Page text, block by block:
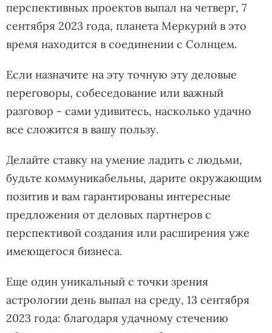
перспективных проектов выпал на четверг, 7
сентября 2023 года, планета Меркурий в это
время находится в соединении с Солнцем.
Если назначите на эту точную эту деловые
переговоры, собеседование или важный
разговор - сами удивитесь, насколько удачно
все сложится в вашу пользу.
Делайте ставку на умение ладить с людьми,
будьте коммуникабельны, дарите окружающим
позитив и вам гарантированы интересные
предложения от деловых партнеров с
перспективой создания или расширения уже
имеющегося бизнеса.
Еще один уникальный с точки зрения
астрологии день выпал на среду, 13 сентября
2023 года: благодаря удачному стечению